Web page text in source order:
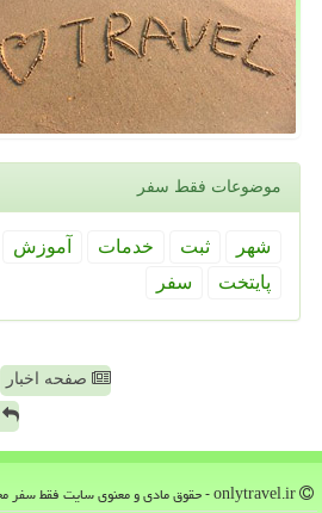
موضوعات فقط سفر
شهر ثبت خدمات آموزش
پایتخت
سفر
صفحه اخبار